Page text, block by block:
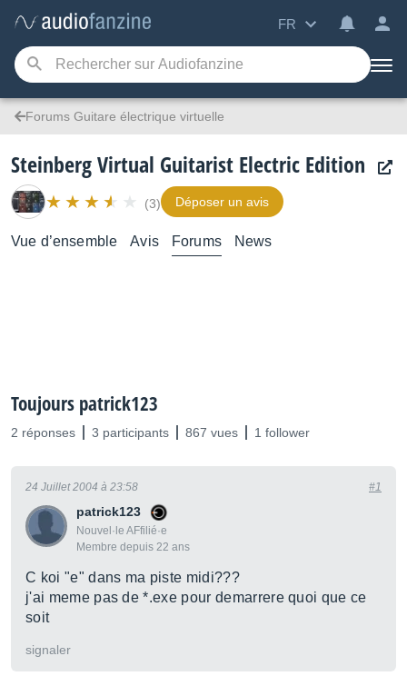
FR
Forums Guitare électrique virtuelle
Steinberg Virtual Guitarist Electric Edition
(3) Déposer un avis
Vue d’ensemble Avis Forums News
Toujours patrick123
2 réponses 3 participants 867 vues 1 follower
patrick123
Nouvel·le AFfilié·e
Membre depuis 22 ans
24 Juillet 2004 à 23:58 #1
C koi "e" dans ma piste midi???
j'ai meme pas de *.exe pour demarrere quoi que ce
soit
signaler